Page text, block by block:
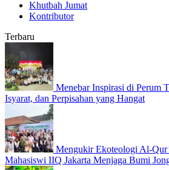
Khutbah Jumat
Kontributor
Terbaru
Menebar Inspirasi di Perum
Isyarat, dan Perpisahan yang Hangat
Mengukir Ekoteologi Al-
Mahasiswi IIQ Jakarta Menjaga Bumi